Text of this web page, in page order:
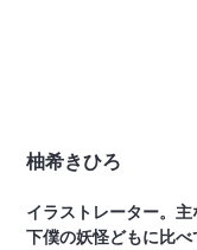
柚希きひろ
イラストレーター。
下僕の妖怪どもに比